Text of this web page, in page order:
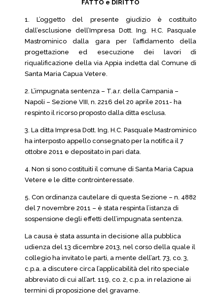
FATTO e DIRITTO
1. L’oggetto del presente giudizio è costituito
dall’esclusione dell’Impresa Dott. Ing. H.C. Pasquale
Mastrominico dalla gara per l’affidamento della
progettazione ed esecuzione dei lavori di
riqualificazione della via Appia indetta dal Comune di
Santa Maria Capua Vetere.
2. L’impugnata sentenza – T.a.r. della Campania –
Napoli – Sezione VIII, n. 2216 del 20 aprile 2011- ha
respinto il ricorso proposto dalla ditta esclusa.
3. La ditta Impresa Dott. Ing. H.C. Pasquale Mastrominico
ha interposto appello consegnato per la notifica il 7
ottobre 2011 e depositato in pari data.
4. Non si sono costituiti il comune di Santa Maria Capua
Vetere e le ditte controinteressate.
5. Con ordinanza cautelare di questa Sezione – n. 4882
del 7 novembre 2011 – è stata respinta l’istanza di
sospensione degli effetti dell’impugnata sentenza.
La causa è stata assunta in decisione alla pubblica
udienza del 13 dicembre 2013, nel corso della quale il
collegio ha invitato le parti, a mente dell’art. 73, co. 3,
c.p.a. a discutere circa l’applicabilità del rito speciale
abbreviato di cui all’art. 119, co. 2, c.p.a. in relazione ai
termini di proposizione del gravame.